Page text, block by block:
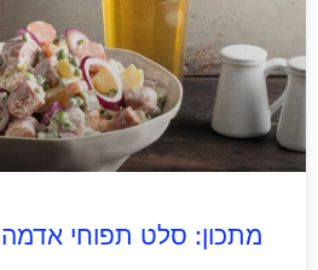
מתכון: סלט תפוחי אדמה